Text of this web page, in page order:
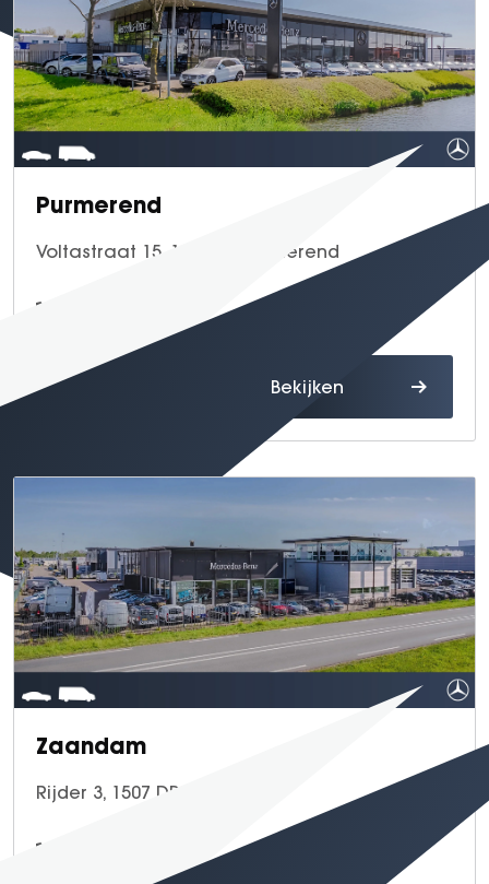
Purmerend
Voltastraat 15, 1446 VA Purmerend
Route Bekijken
Zaandam
Rijder 3, 1507 DP Zaandam